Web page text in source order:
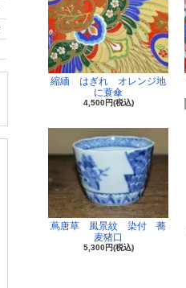
縮緬 はぎれ オレンジ地
に蓑傘
4,500円(税込)
蔦唐草 風景紋 染付 蕎
麦猪口
5,300円(税込)